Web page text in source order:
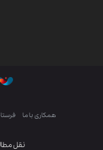
نقل
همکاری با ما